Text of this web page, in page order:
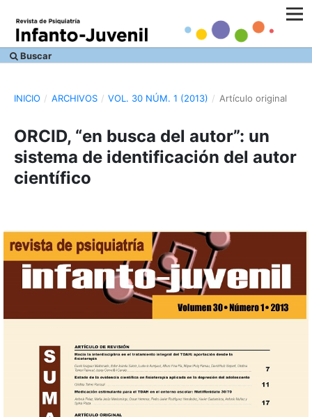
Buscar
INICIO / ARCHIVOS / VOL. 30 NÚM. 1 (2013) / Artículo original
ORCID, “en busca del autor”: un
sistema de identificación del autor
científico